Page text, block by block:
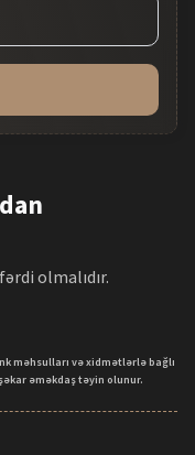
olmalıdır.
məhsulları və xidmətlərlə bağlı
əməkdaş təyin olunur.